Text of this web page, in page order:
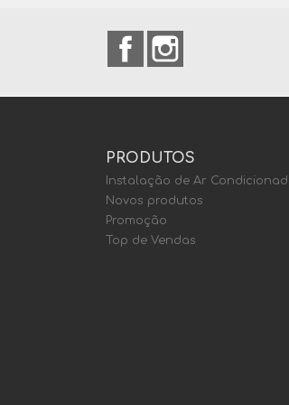
Facebook
PRODUTOS
Instalação de Ar
Novos produtos
Promoção
Top de Vendas